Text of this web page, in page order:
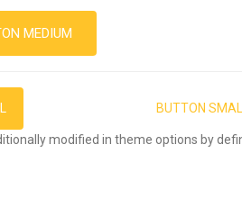
MEDIUM
BUTTON
modified in theme options by